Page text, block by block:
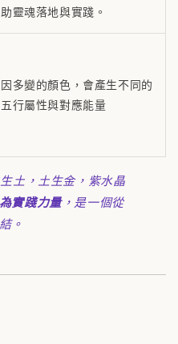
助靈魂落地與實踐。
因多變的顏色，會產生不同的
五行屬性與對應能量
土，土生金，紫水晶
實踐力量，是一個從
。